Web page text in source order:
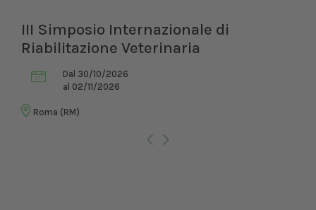
III Simposio Internazionale di
Riabilitazione Veterinaria
Dal 30/10/2026
al 02/11/2026
Roma (RM)